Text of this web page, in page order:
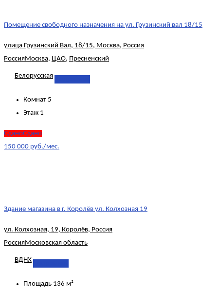
Помещение свободного назначения на ул. Грузинский вал 18/15
улица Грузинский Вал, 18/15, Москва, Россия
РоссияМосква, ЦАО, Пресненский
Белорусская
Комнат 5
Этаж 1
СданоСдано
150 000 руб./мес.
Здание магазина в г. Королёв ул. Колхозная 19
ул. Колхозная, 19, Королёв, Россия
РоссияМосковская область
ВДНХ
Площадь 136 м²